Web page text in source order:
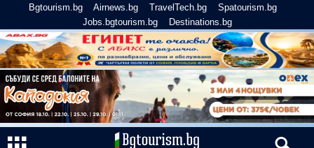
Bgtourism.bg Airnews.bg TravelTech.bg
Spatourism.bg
Jobs.bgtourism.bg
Destinations.bg